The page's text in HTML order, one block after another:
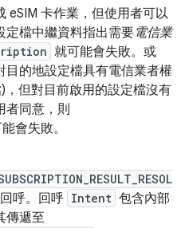
eSIM 卡作業，但使用者可以
定檔中繼資料指出需要電信業
就可能會失敗。或
的地設定檔具有電信業者權
但對目前啟用的設定檔沒有
者同意，則
會失敗。
呼。回呼 Intent 包含內部
傳遞至